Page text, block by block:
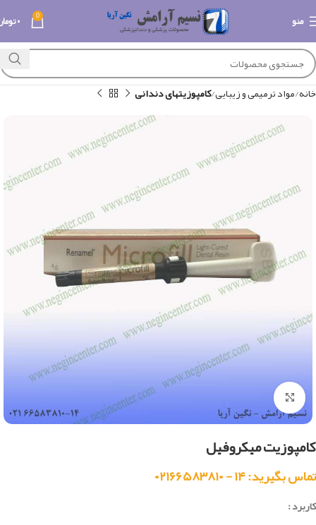
منو 0 ۰
خانه مواد ترمیمی و زیبایی کامپوزیتهای دندانی
بزرگنمایی تصویر
کامپوزیت میکروفیل
تماس بگیرید: ۱۴ - ۰۲۱۶۶۵۸۳۸۱۰
کاربرد :